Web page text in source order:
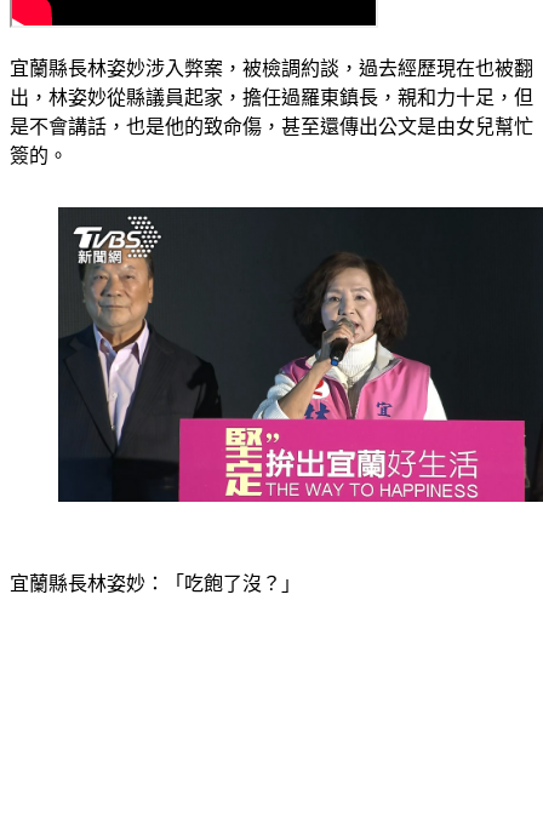
宜蘭縣長林姿妙涉入弊案，被檢調約談，過去經歷現在也被翻
出，林姿妙從縣議員起家，擔任過羅東鎮長，親和力十足，但
是不會講話，也是他的致命傷，甚至還傳出公文是由女兒幫忙
簽的。
宜蘭縣長林姿妙：「吃飽了沒？」